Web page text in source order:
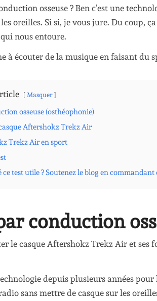
osseuse ? Ben c’est une
oreilles. Si si, je vous jure. Du coup,
nous entoure.
à écouter de la musique en faisant du
Masquer
osseuse (osthéophonie)
Aftershokz Trekz Air
Trekz Air en sport
ce test utile ? Soutenez le blog en
conduction
le casque Aftershokz Trekz Air et ses
depuis plusieurs années
sans mettre de casque sur les